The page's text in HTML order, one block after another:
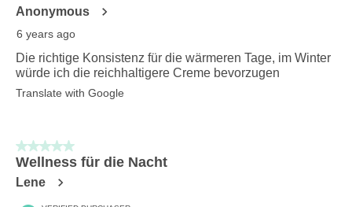
Anonymous
6 years ago
Die richtige Konsistenz für die wärmeren Tage, im Winter
würde ich die reichhaltigere Creme bevorzugen
Translate with Google
5 out of 5 stars.
Wellness für die Nacht
Lene